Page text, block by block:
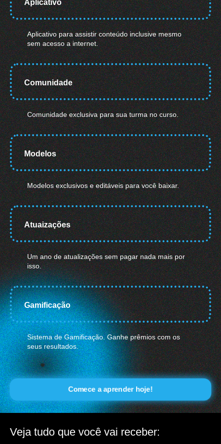
Aplicativo
Aplicativo para assistir conteúdo inclusive mesmo
sem acesso a internet.
Comunidade
Comunidade exclusiva para sua turma no curso.
Modelos
Modelos exclusivos e editáveis para você baixar.
Atuaizações
Um ano de atualizações sem pagar nada mais por
isso.
Gamificação
Sistema de Gamificação. Ganhe prêmios com os
seus resultados.
Comece a aprender hoje!
Veja tudo que você vai receber: